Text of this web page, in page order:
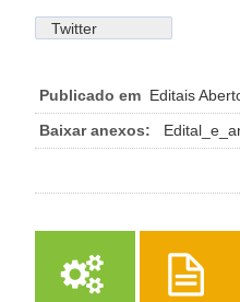
Twitter
Publicado em Editais
Baixar anexos: